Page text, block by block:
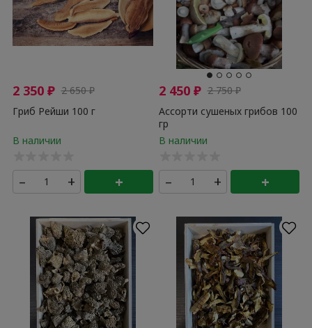
2 350₽ 2 650₽
Гриб Рейши 100 г
– + +
2 450₽ 2 750₽
Ассорти сушеных грибов 100
гр
– + +